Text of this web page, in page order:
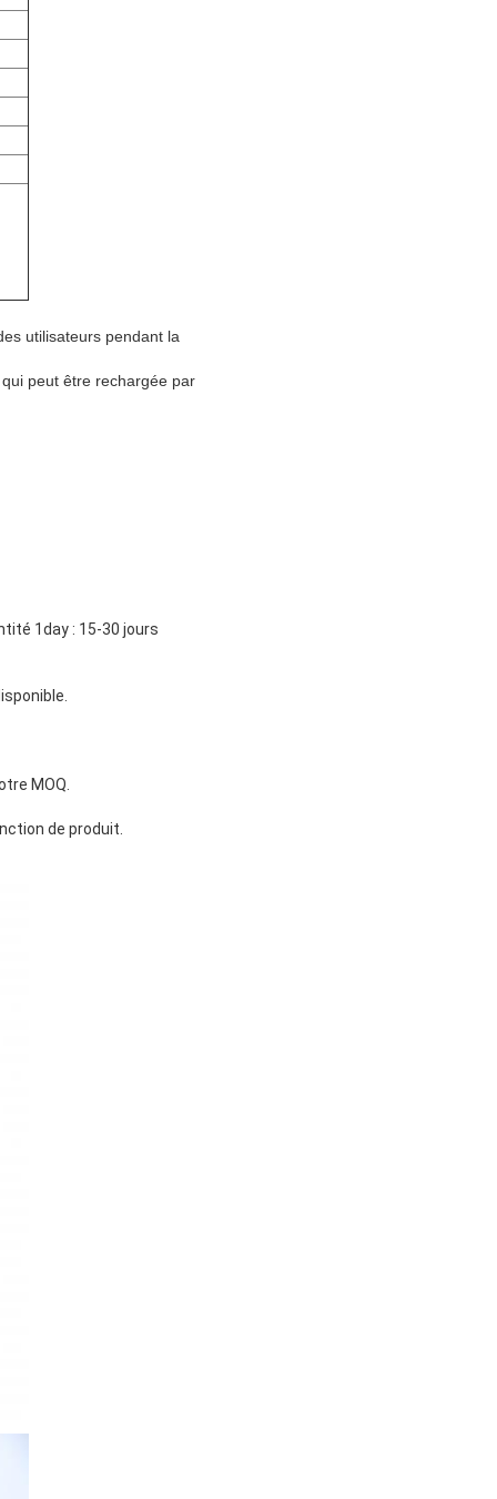
utilisateurs pendant la
peut être rechargée par
1day : 15-30 jours
MOQ.
de produit.